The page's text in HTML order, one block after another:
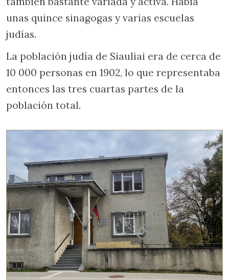
unas quince sinagogas y varias escuelas
judías.
La población judía de Siauliai era de cerca de
10 000 personas en 1902, lo que representaba
entonces las tres cuartas partes de la
población total.